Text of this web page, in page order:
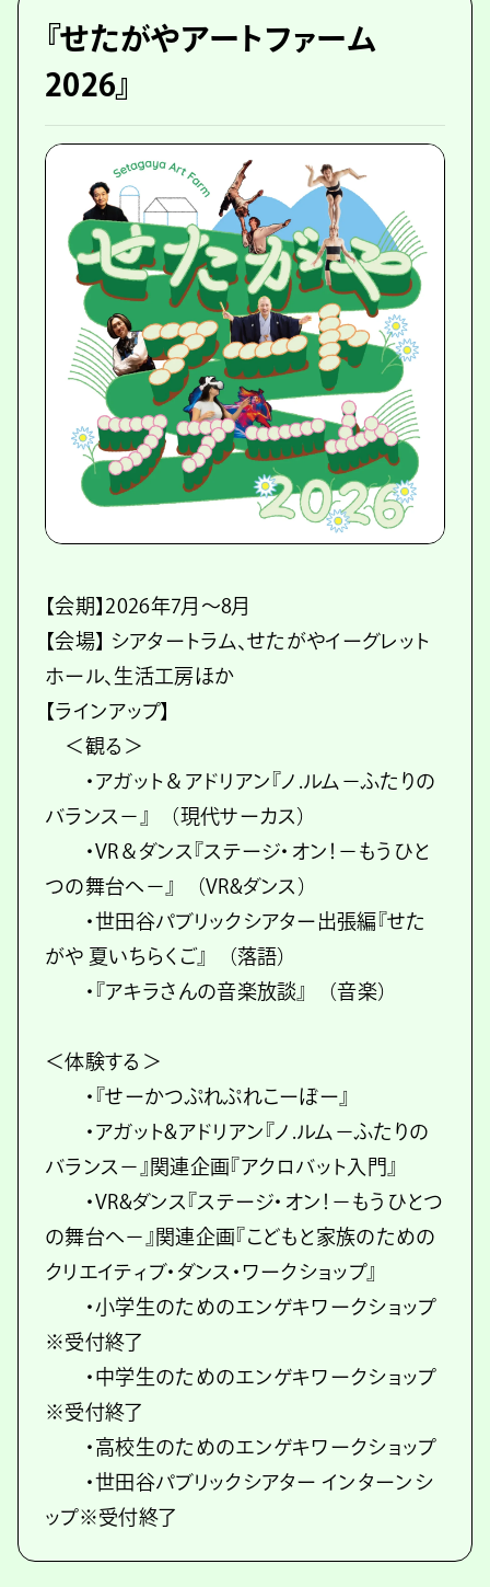
『せたがやアートファーム
2026』
【会期】2026年7月〜8月
【会場】 シアタートラム、せたがやイーグレット
ホール、生活工房ほか
【ラインアップ】
＜観る＞
・アガット＆アドリアン『ノ.ルム－ふたりの
バランス－』 （現代サーカス）
・VR＆ダンス『ステージ・オン！－もうひと
つの舞台へ－』 （VR&ダンス）
・世田谷パブリックシアター出張編『せた
がや 夏いちらくご』 （落語）
・『アキラさんの音楽放談』 （音楽）
＜体験する＞
・『せーかつぷれぷれこーぼー』
・アガット&アドリアン『ノ.ルム－ふたりの
バランス－』関連企画『アクロバット入門』
・VR&ダンス『ステージ・オン！－もうひとつ
の舞台へ－』関連企画『こどもと家族のための
クリエイティブ・ダンス・ワークショップ』
・小学生のためのエンゲキワークショップ
※受付終了
・中学生のためのエンゲキワークショップ
※受付終了
・高校生のためのエンゲキワークショップ
・世田谷パブリックシアター インターンシ
ップ※受付終了